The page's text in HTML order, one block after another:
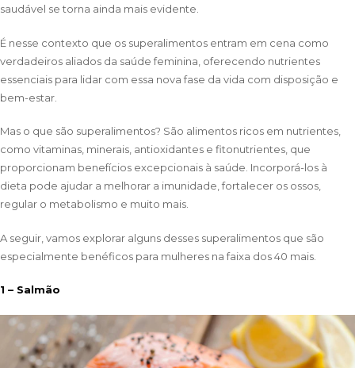
saudável se torna ainda mais evidente.
É nesse contexto que os superalimentos entram em cena como
verdadeiros aliados da saúde feminina, oferecendo nutrientes
essenciais para lidar com essa nova fase da vida com disposição e
bem-estar.
Mas o que são superalimentos? São alimentos ricos em nutrientes,
como vitaminas, minerais, antioxidantes e fitonutrientes, que
proporcionam benefícios excepcionais à saúde. Incorporá-los à
dieta pode ajudar a melhorar a imunidade, fortalecer os ossos,
regular o metabolismo e muito mais.
A seguir, vamos explorar alguns desses superalimentos que são
especialmente benéficos para mulheres na faixa dos 40 mais.
1 – Salmão